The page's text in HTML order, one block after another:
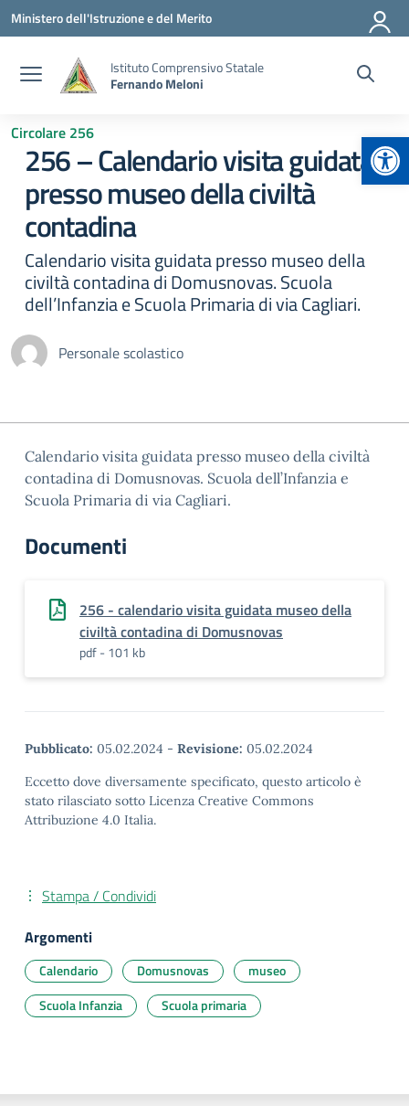
Vai ai contenuti
Vai al menu di navigazione
Vai al footer
Ministero dell'Istruzione e del Merito
Istituto Comprensivo Statale
Fernando Meloni
Circolare 256
256 – Calendario visita guidata
presso museo della civiltà
contadina
Calendario visita guidata presso museo della
civiltà contadina di Domusnovas. Scuola
dell’Infanzia e Scuola Primaria di via Cagliari.
Personale scolastico
Calendario visita guidata presso museo della civiltà
contadina di Domusnovas. Scuola dell’Infanzia e
Scuola Primaria di via Cagliari.
Documenti
256 - calendario visita guidata museo della
civiltà contadina di Domusnovas
pdf - 101 kb
Pubblicato: 05.02.2024 - Revisione: 05.02.2024
Eccetto dove diversamente specificato, questo articolo è
stato rilasciato sotto Licenza Creative Commons
Attribuzione 4.0 Italia.
Stampa / Condividi
Argomenti
Calendario Domusnovas
museo
Scuola Infanzia
Scuola primaria